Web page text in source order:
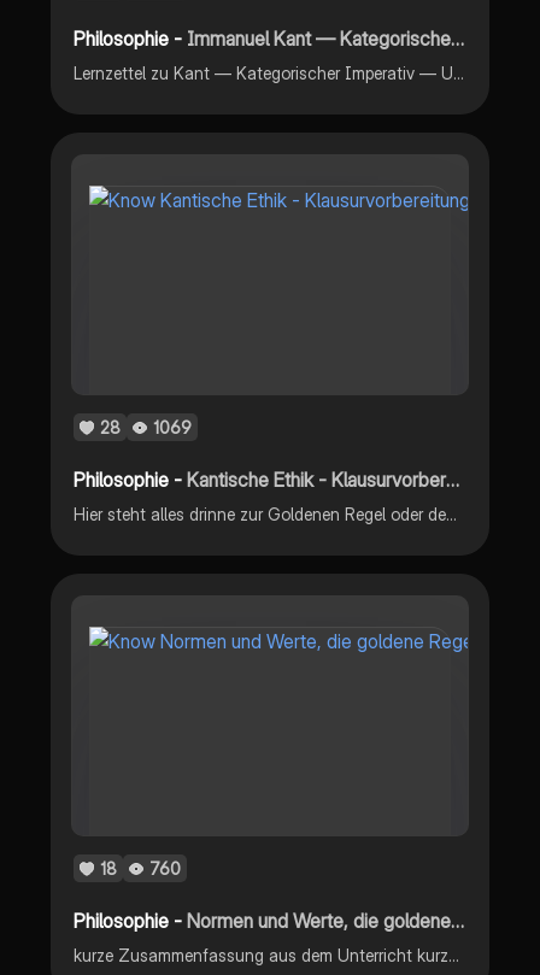
Philosophie - Immanuel Kant — Kategorischer Imperativ
Lernzettel zu Kant — Kategorischer Imperativ — Unterschied zur goldenen Regel und zum hypothetischen Imperativ
28 1069
Philosophie -Kantische Ethik - Klausurvorbereitung
Hier steht alles drinne zur Goldenen Regel oder dem Kategorischem Imperativ. Der gute Wille spielt hier aber die zentrale Rolle
18 760
Philosophie -Normen und Werte, die goldene Regel
kurze Zusammenfassung aus dem Unterricht kurze Definition Normen und Werte moralisches Urteil Bedeutung die goldene Regel